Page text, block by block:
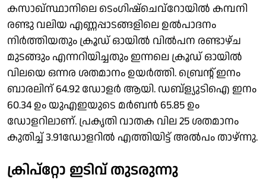
കസാഖ്‌സ്ഥാനിലെ ടെംഗിഷ്‌ചെവ്റോയിൽ കമ്പനി
രണ്ടു വലിയ എണ്ണപ്പാടങ്ങളിലെ ഉൽപാദനം
നിർത്തിയതും ക്രൂഡ് ഓയിൽ വിൽപന രണ്ടാഴ്ച
മുടങ്ങും എന്നറിയിച്ചതും ഇന്നലെ ക്രൂഡ് ഓയിൽ
വിലയെ ഒന്നര ശതമാനം ഉയർത്തി. ബ്രെൻ്റ് ഇനം
ബാരലിന് 64.92 ഡോളർ ആയി. ഡബ്ള്യുടിഐ ഇനം
60.34 ഉം യുഎഇയുടെ മർബൻ 65.85 ഉം
ഡോളറിലാണ്. പ്രകൃതി വാതക വില 25 ശതമാനം
കുതിച്ച് 3.91ഡോളറിൽ എത്തിയിട്ട് അൽപം താഴ്‌ന്നു.
ക്രിപ്റ്റോ ഇടിവ് തുടരുന്നു